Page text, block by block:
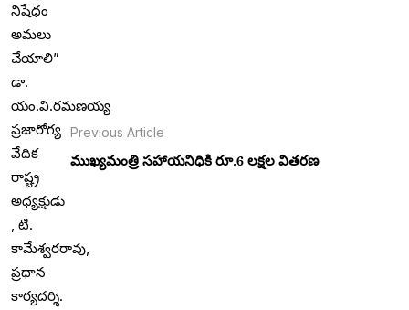
Previous Article
ముఖ్యమంత్రి సహాయనిధికి రూ.6 లక్షల వితరణ